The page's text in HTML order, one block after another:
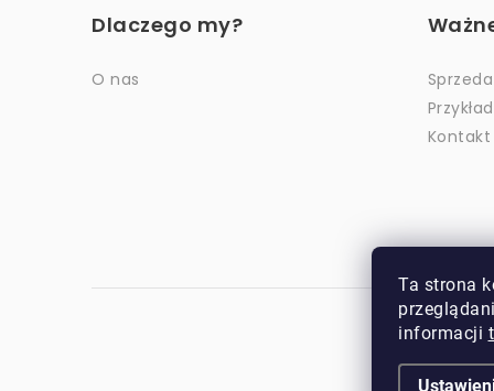
Ta strona
informacji
Dlaczego my?
O nas
Kontakt